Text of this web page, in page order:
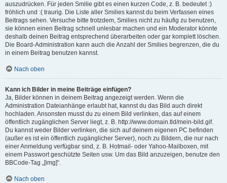
auszudrücken. Für jeden Smilie gibt es einen kurzen Code, z. B. bedeutet :)
fröhlich und :( traurig. Die Liste aller Smilies kannst du beim Verfassen eines
Beitrags sehen. Versuche bitte trotzdem, Smilies nicht zu häufig zu benutzen,
sie können einen Beitrag schnell unlesbar machen und ein Moderator könnte
deshalb deinen Beitrag entsprechend überarbeiten oder gar komplett löschen.
Die Board-Administration kann auch die Anzahl der Smilies begrenzen, die du
in einem Beitrag benutzen kannst.
Nach oben
Kann ich Bilder in meine Beiträge einfügen?
Ja, Bilder können in deinem Beitrag angezeigt werden. Wenn die
Administration Dateianhänge erlaubt hat, kannst du das Bild auch direkt
hochladen. Ansonsten musst du zu einem Bild verlinken, das auf einem
öffentlich zugänglichen Server liegt, z. B. http://www.domain.tld/mein-bild.gif.
Du kannst weder Bilder verlinken, die sich auf deinem eigenen PC befinden
(außer es ist ein öffentlich zugänglicher Server), noch zu Bildern, die nur nach
einer Anmeldung verfügbar sind, z. B. Hotmail- oder Yahoo-Mailboxen, mit
einem Passwort geschützte Seiten usw. Um das Bild anzuzeigen, benutze den
BBCode-Tag „[img]“.
Nach oben